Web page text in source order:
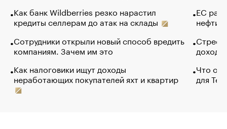
Как банк Wildberries резко нарастил
кредиты селлерам до атак на склады
Сотрудники открыли новый способ вредить
компаниям. Зачем им это
Как налоговики ищут доходы
неработающих покупателей яхт и квартир
ЕС
нефти
Что
для